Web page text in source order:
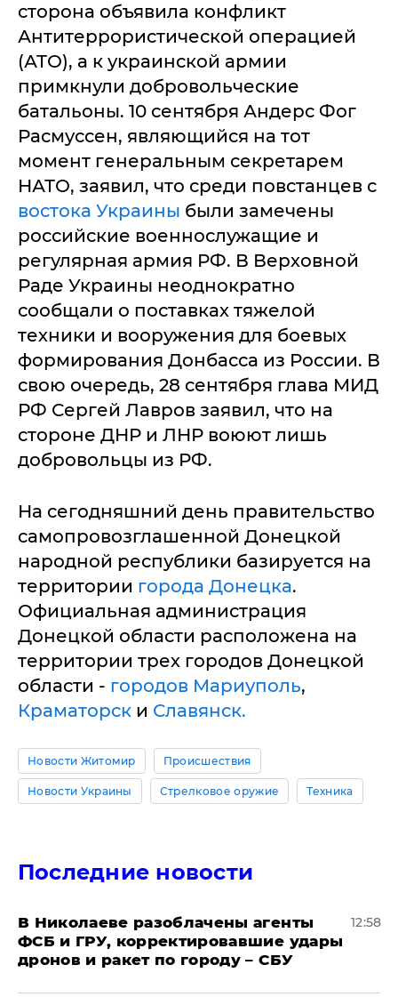
сторона объявила конфликт
Антитеррористической операцией
(АТО), а к украинской армии
примкнули добровольческие
батальоны. 10 сентября Андерс Фог
Расмуссен, являющийся на тот
момент генеральным секретарем
НАТО, заявил, что среди повстанцев с
востока Украины были замечены
российские военнослужащие и
регулярная армия РФ. В Верховной
Раде Украины неоднократно
сообщали о поставках тяжелой
техники и вооружения для боевых
формирования Донбасса из России. В
свою очередь, 28 сентября глава МИД
РФ Сергей Лавров заявил, что на
стороне ДНР и ЛНР воюют лишь
добровольцы из РФ.
На сегодняшний день правительство
самопровозглашенной Донецкой
народной республики базируется на
территории города Донецка.
Официальная администрация
Донецкой области расположена на
территории трех городов Донецкой
области - городов Мариуполь,
Краматорск и Славянск.
Новости Житомир Происшествия
Новости Украины Стрелковое оружие Техника
Последние новости
В Николаеве разоблачены агенты
ФСБ и ГРУ, корректировавшие удары
дронов и ракет по городу – СБУ
12:58